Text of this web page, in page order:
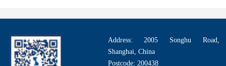
Address: 2005 Songhu Road,
Shanghai, China
Postcode: 200438